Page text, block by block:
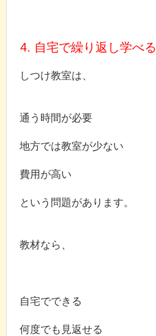
4. 自宅で繰り返し学べる
しつけ教室は、
通う時間が必要
地方では教室が少ない
費用が高い
という問題があります。
教材なら、
自宅でできる
何度でも見返せる